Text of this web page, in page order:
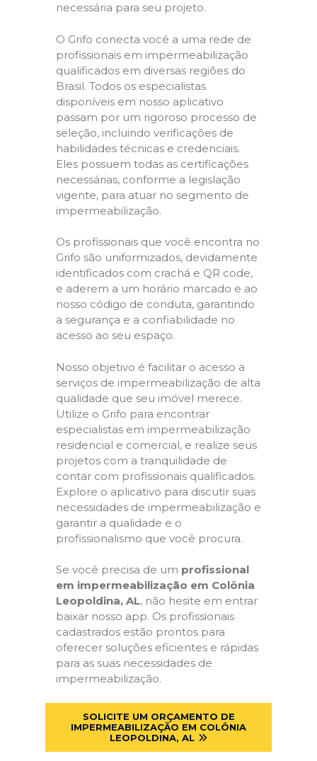
necessária para seu projeto.
O Grifo conecta você a uma rede de
profissionais em impermeabilização
qualificados em diversas regiões do
Brasil. Todos os especialistas
disponíveis em nosso aplicativo
passam por um rigoroso processo de
seleção, incluindo verificações de
habilidades técnicas e credenciais.
Eles possuem todas as certificações
necessárias, conforme a legislação
vigente, para atuar no segmento de
impermeabilização.
Os profissionais que você encontra no
Grifo são uniformizados, devidamente
identificados com crachá e QR code,
e aderem a um horário marcado e ao
nosso código de conduta, garantindo
a segurança e a confiabilidade no
acesso ao seu espaço.
Nosso objetivo é facilitar o acesso a
serviços de impermeabilização de alta
qualidade que seu imóvel merece.
Utilize o Grifo para encontrar
especialistas em impermeabilização
residencial e comercial, e realize seus
projetos com a tranquilidade de
contar com profissionais qualificados.
Explore o aplicativo para discutir suas
necessidades de impermeabilização e
garantir a qualidade e o
profissionalismo que você procura.
Se você precisa de um profissional
em impermeabilização em Colônia
Leopoldina, AL, não hesite em entrar
baixar nosso app. Os profissionais
cadastrados estão prontos para
oferecer soluções eficientes e rápidas
para as suas necessidades de
impermeabilização.
SOLICITE UM ORÇAMENTO DE
IMPERMEABILIZAÇÃO EM COLÔNIA
LEOPOLDINA, AL